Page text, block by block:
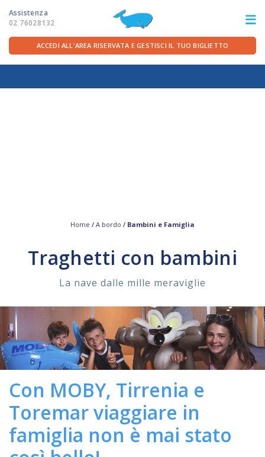
Assistenza
02 76028132
ITA FRA DEU ENG
SERVIZI A BORDO
LA COMPAGNIA
ASSISTENZA
AssistenzaOnline
ACCEDI ALL'AREA RISERVATA E GESTISCI IL TUO BIGLIETTO
Home / A bordo / Bambini e Famiglia
Traghetti con bambini
La nave dalle mille meraviglie
Con MOBY, Tirrenia e
Toremar viaggiare in
famiglia non è mai stato